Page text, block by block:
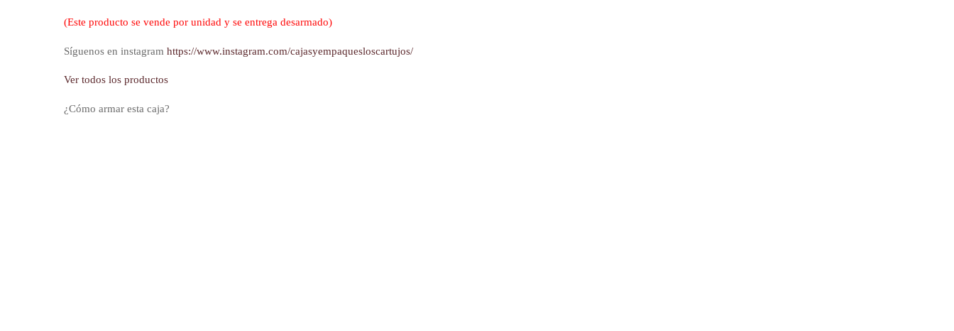
(Este producto se vende por unidad y se entrega desarmado)
Síguenos en instagramhttps://www.instagram.com/cajasyempaquesloscartujos/
Ver todos los productos
¿Cómo armar esta caja?